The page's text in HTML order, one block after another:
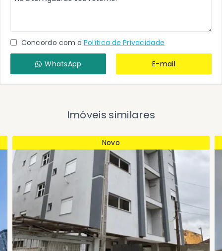
Concordo com a Política de Privacidade
WhatsApp E-mail
Imóveis similares
Novo